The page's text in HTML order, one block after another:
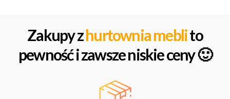
Zakupy zhurtownia meblito
pewność i zawsze niskie ceny 🙂